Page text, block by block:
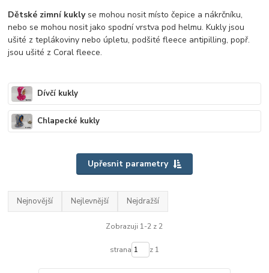
Dětské zimní kukly se mohou nosit místo čepice a nákrčníku,
nebo se mohou nosit jako spodní vrstva pod helmu. Kukly jsou
ušité z teplákoviny nebo úpletu, podšité fleece antipilling, popř.
jsou ušité z Coral fleece.
Dívčí kukly
Chlapecké kukly
Upřesnit parametry
Nejnovější Nejlevnější Nejdražší
Zobrazuji 1-2 z 2
strana z 1